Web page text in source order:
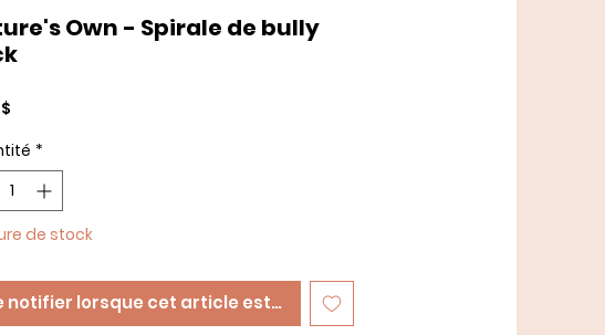
Own - Spirale de bully
*
de stock
notifier lorsque cet article est disponible